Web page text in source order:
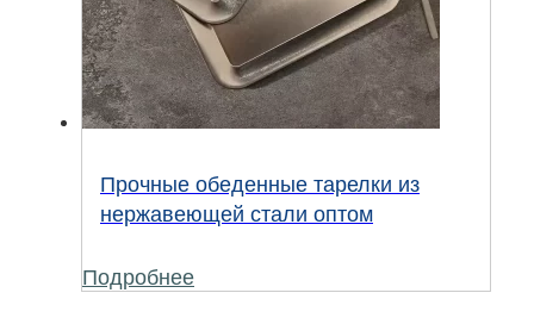
Прочные обеденные тарелки из
нержавеющей стали оптом
Подробнее